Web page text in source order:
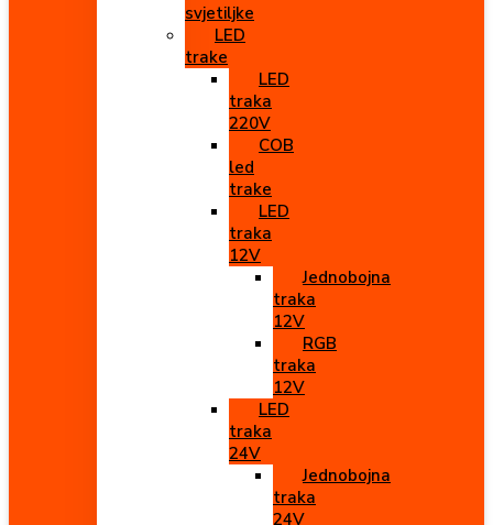
svjetiljke
LED
trake
LED
traka
220V
COB
led
trake
LED
traka
12V
Jednobojna
traka
12V
RGB
traka
12V
LED
traka
24V
Jednobojna
traka
24V